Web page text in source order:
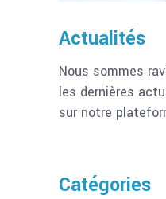
Actualités
Nous sommes
les dernières
sur notre
Catégories